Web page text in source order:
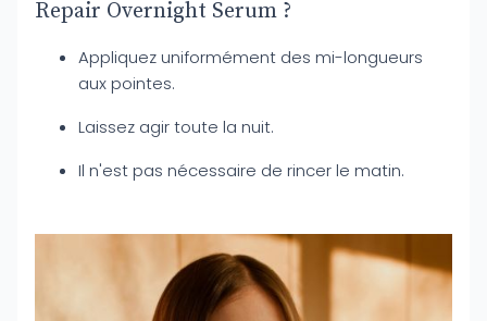
Repair Overnight Serum ?
Appliquez uniformément des mi-longueurs
aux pointes.
Laissez agir toute la nuit.
Il n'est pas nécessaire de rincer le matin.